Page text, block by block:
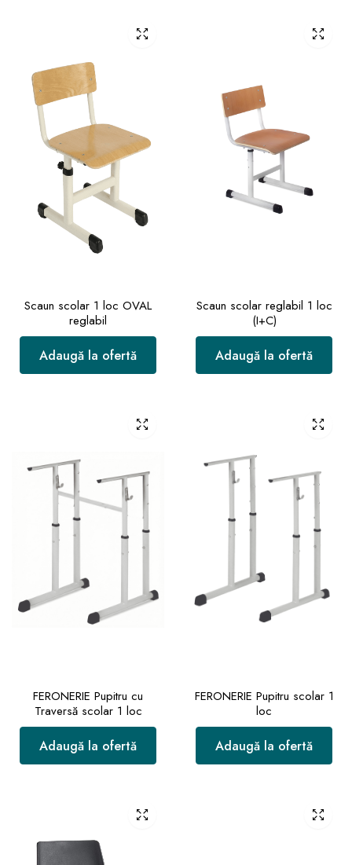
Scaun scolar 1 loc OVAL
reglabil
Adaugă la ofertă
Scaun scolar reglabil 1 loc
(I+C)
Adaugă la ofertă
FERONERIE Pupitru cu
Traversă scolar 1 loc
Adaugă la ofertă
FERONERIE Pupitru scolar 1
loc
Adaugă la ofertă